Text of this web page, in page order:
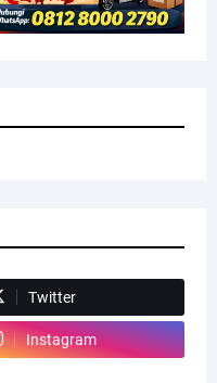
Twitter
Instagram